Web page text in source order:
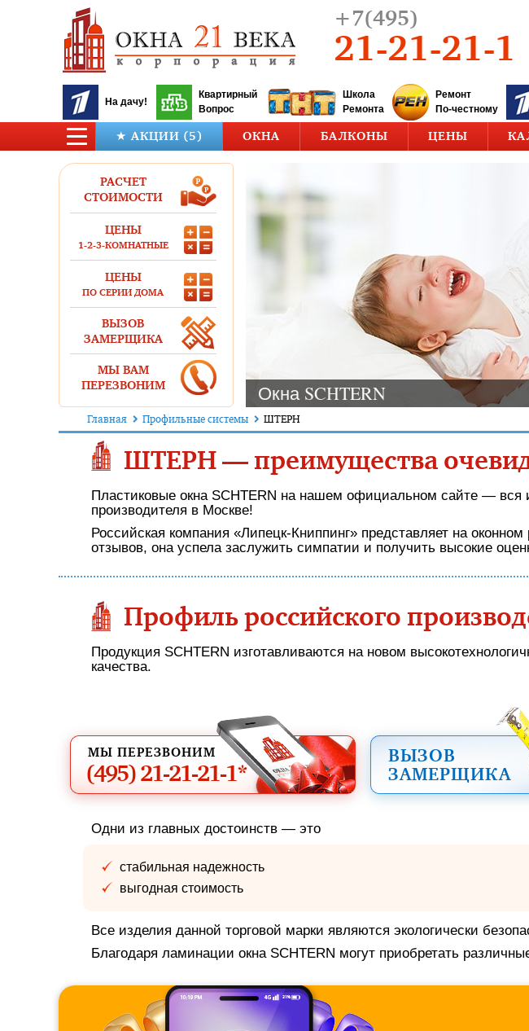
+7(495)
21-21-21-1
На дачу!
Квартирный
Вопрос
Школа
Ремонта
Ремонт
По-честному
★ АКЦИИ (5) ОКНА БАЛКОНЫ ЦЕНЫ
Окна SCHTERN
Главная Профильные системы ШТЕРН
ШТЕРН — преимущества
Пластиковые окна SCHTERN на нашем официальном сайте —
производителя в Москве!
Российская компания «Липецк-Книппинг» представляет на
отзывов, она успела заслужить симпатии и получить высокие
Профиль российского
Продукция SCHTERN изготавливаются на новом
качества.
МЫ ПЕРЕЗВОНИМ
(495)21-21-21-1*
ВЫЗОВ
ЗАМЕРЩИКА
Одни из главных достоинств — это
стабильная надежность
выгодная стоимость
Все изделия данной торговой марки являются экологически
Благодаря ламинации окна SCHTERN могут приобретать
РАСЧЕТ
СТОИМОСТИ
ЦЕНЫ
1-2-3-КОМНАТНЫЕ
ЦЕНЫ
ПО СЕРИИ ДОМА
ВЫЗОВ
ЗАМЕРЩИКА
МЫ ВАМ
ПЕРЕЗВОНИМ